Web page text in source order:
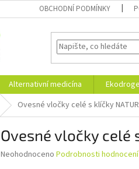
OBCHODNÍ PODMÍNKY
Alternativní medicína
Ovesné vločky celé s klíčky
Ovesné vločky celé
Průměrné
Neohodnoceno Podrobnosti hodnocení